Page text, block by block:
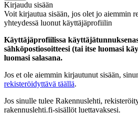
Kirjaudu sisään
Voit kirjautua sisään, jos olet jo aiemmin
yhteydessä luonut käyttäjäprofiilin
Käyttäjäprofiilissa
sähköpostiosoitteesi (tai itse luomasi
luomasi salasana.
Jos et ole aiemmin kirjautunut sisään,
rekisteröidyttävä täällä.
Jos sinulle tulee Rakennuslehti,
rakennuslehti.fi-sisällöt luettavaksesi.